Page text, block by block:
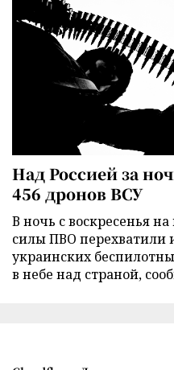
Над Россией за
456 дронов ВСУ
В ночь с воскресенья
силы ПВО перехватили
украинских
в небе над страной,